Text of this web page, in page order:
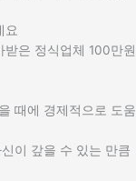
요
은 정식업체 100만원
때에 경제적으로 도움
이 갚을 수 있는 만큼